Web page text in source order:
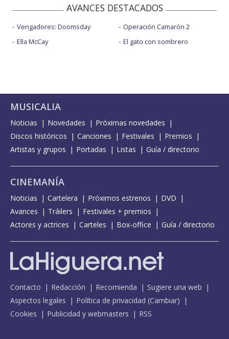
AVANCES DESTACADOS
Vengadores: Doomsday
Ella McCay
Operación Camarón 2
El gato con sombrero
MUSICALIA
Noticias Novedades
Próximas novedades
Discos históricos
Canciones Festivales
Premios
Artistas y grupos
Portadas Listas Guía / directorio
CINEMANÍA
Noticias Cartelera Próximos estrenos
DVD
Avances
Tráilers
Festivales + premios
Actores y actrices
Carteles Box-office Guía / directorio
Contacto Redacción Recomienda
Sugiere una web
Aspectos legales
Política de privacidad (Cambiar)
Cookies
Publicidad y webmasters RSS